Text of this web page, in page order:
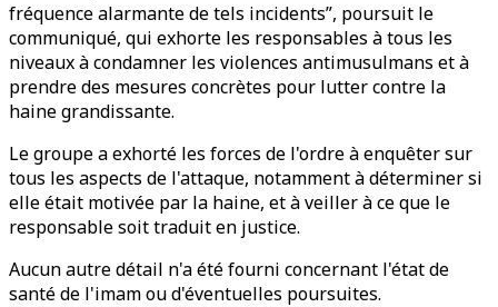
fréquence alarmante de tels incidents”, poursuit le
communiqué, qui exhorte les responsables à tous les
niveaux à condamner les violences antimusulmans et à
prendre des mesures concrètes pour lutter contre la
haine grandissante.
Le groupe a exhorté les forces de l'ordre à enquêter sur
tous les aspects de l'attaque, notamment à déterminer si
elle était motivée par la haine, et à veiller à ce que le
responsable soit traduit en justice.
Aucun autre détail n'a été fourni concernant l'état de
santé de l'imam ou d'éventuelles poursuites.